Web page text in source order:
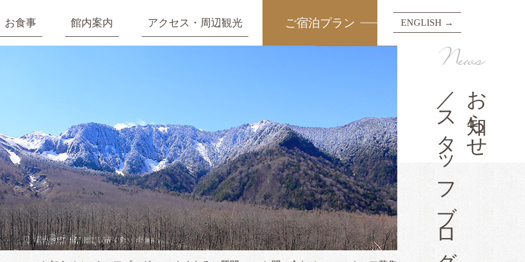
お食事 館内案内 アクセス・周辺観光 ご宿泊プラン ENGLISH →
お知らせ
／スタッフブログ
News